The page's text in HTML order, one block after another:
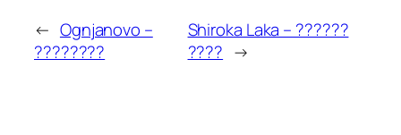
← Ognjanovo –
????????
Shiroka Laka – ??????
???? →